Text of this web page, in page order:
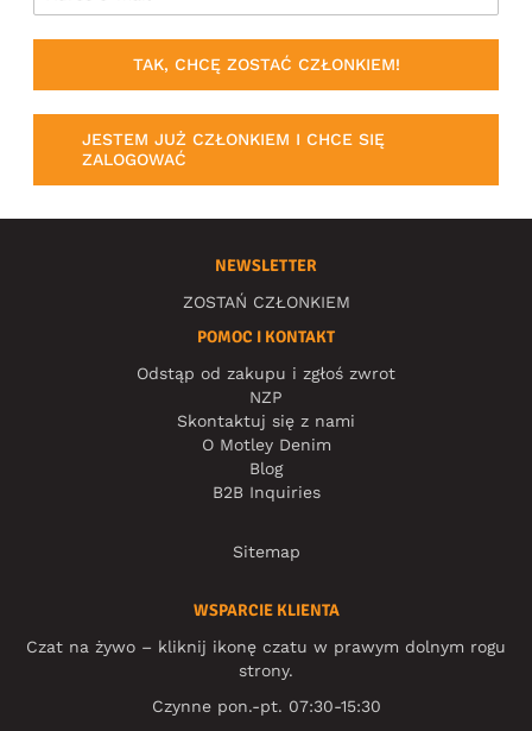
TAK, CHCĘ ZOSTAĆ CZŁONKIEM!
JESTEM JUŻ CZŁONKIEM I CHCE SIĘ
ZALOGOWAĆ
NEWSLETTER
ZOSTAŃ CZŁONKIEM
POMOC I KONTAKT
Odstąp od zakupu i zgłoś zwrot
NZP
Skontaktuj się z nami
O Motley Denim
Blog
B2B Inquiries
Sitemap
WSPARCIE KLIENTA
Czat na żywo – kliknij ikonę czatu w prawym dolnym rogu
strony.
Czynne pon.-pt. 07:30-15:30